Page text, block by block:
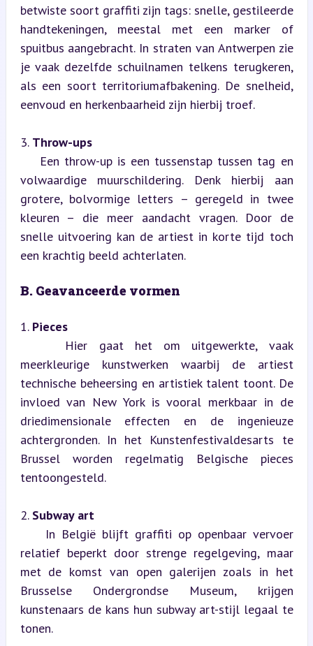
betwiste soort graffiti zijn tags: snelle, gestileerde
handtekeningen, meestal met een marker of
spuitbus aangebracht. In straten van Antwerpen zie
je vaak dezelfde schuilnamen telkens terugkeren,
als een soort territoriumafbakening. De snelheid,
eenvoud en herkenbaarheid zijn hierbij troef.
3. Throw-ups
volwaardige muurschildering. Denk hierbij aan
grotere, bolvormige letters – geregeld in twee
kleuren – die meer aandacht vragen. Door de
snelle uitvoering kan de artiest in korte tijd toch
een krachtig beeld achterlaten.
B. Geavanceerde vormen
1. Pieces
meerkleurige kunstwerken waarbij de artiest
technische beheersing en artistiek talent toont. De
invloed van New York is vooral merkbaar in de
driedimensionale effecten en de ingenieuze
achtergronden. In het Kunstenfestivaldesarts te
Brussel worden regelmatig Belgische pieces
tentoongesteld.
2. Subway art
relatief beperkt door strenge regelgeving, maar
met de komst van open galerijen zoals in het
Brusselse Ondergrondse Museum, krijgen
kunstenaars de kans hun subway art-stijl legaal te
tonen.